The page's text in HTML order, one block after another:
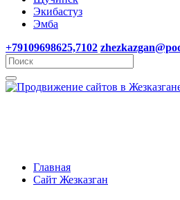
Экибастуз
Эмба
+79109698625,7102
Главная
Сайт Жезказган